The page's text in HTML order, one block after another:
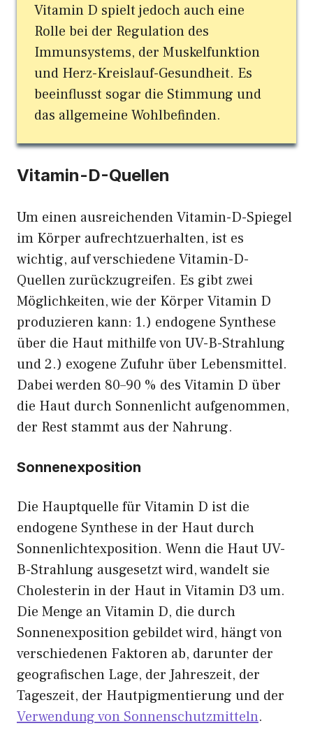
Vitamin D spielt jedoch auch eine
Rolle bei der Regulation des
Immunsystems, der Muskelfunktion
und Herz-Kreislauf-Gesundheit. Es
beeinflusst sogar die Stimmung und
das allgemeine Wohlbefinden.
Vitamin-D-Quellen
Um einen ausreichenden Vitamin-D-Spiegel
im Körper aufrechtzuerhalten, ist es
wichtig, auf verschiedene Vitamin-D-
Quellen zurückzugreifen. Es gibt zwei
Möglichkeiten, wie der Körper Vitamin D
produzieren kann: 1.) endogene Synthese
über die Haut mithilfe von UV-B-Strahlung
und 2.) exogene Zufuhr über Lebensmittel.
Dabei werden 80–90 % des Vitamin D über
die Haut durch Sonnenlicht aufgenommen,
der Rest stammt aus der Nahrung.
Sonnenexposition
Die Hauptquelle für Vitamin D ist die
endogene Synthese in der Haut durch
Sonnenlichtexposition. Wenn die Haut UV-
B-Strahlung ausgesetzt wird, wandelt sie
Cholesterin in der Haut in Vitamin D3 um.
Die Menge an Vitamin D, die durch
Sonnenexposition gebildet wird, hängt von
verschiedenen Faktoren ab, darunter der
geografischen Lage, der Jahreszeit, der
Tageszeit, der Hautpigmentierung und der
Verwendung von Sonnenschutzmitteln.